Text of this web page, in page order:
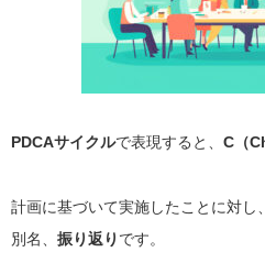
PDCAサイクルで表現すると、 C（
計画に基づいて実施したことに対し
別名、 振り返り です。